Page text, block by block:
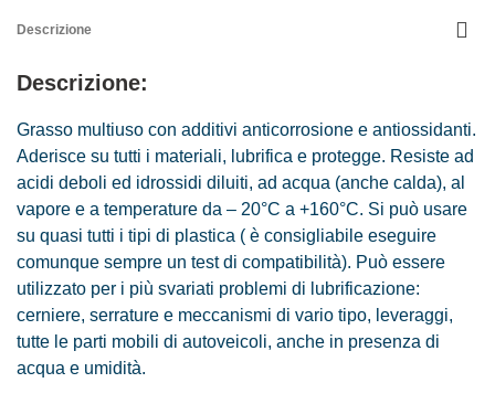
Descrizione
Descrizione:
Grasso multiuso con additivi anticorrosione e antiossidanti.
Aderisce su tutti i materiali, lubrifica e protegge. Resiste ad
acidi deboli ed idrossidi diluiti, ad acqua (anche calda), al
vapore e a temperature da – 20°C a +160°C. Si può usare
su quasi tutti i tipi di plastica ( è consigliabile eseguire
comunque sempre un test di compatibilità). Può essere
utilizzato per i più svariati problemi di lubrificazione:
cerniere, serrature e meccanismi di vario tipo, leveraggi,
tutte le parti mobili di autoveicoli, anche in presenza di
acqua e umidità.